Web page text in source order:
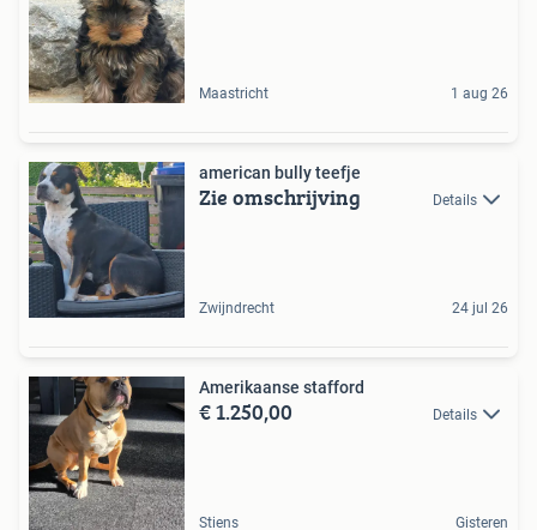
Maastricht 1 aug 26
american bully teefje
Zie omschrijving Details
Zwijndrecht 24 jul 26
Amerikaanse stafford
€ 1.250,00 Details
Stiens Gisteren